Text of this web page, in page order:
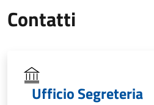
Contatti
Ufficio Segreteria